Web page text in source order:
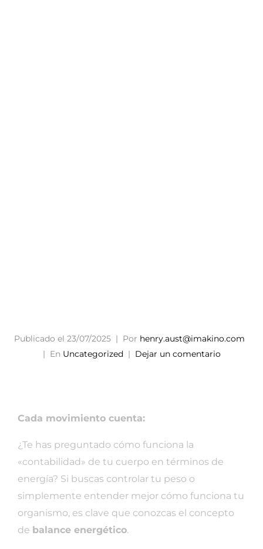
Publicado el 23/07/2025 Por henry.aust@imakino.com
En Uncategorized Dejar un comentario
Cada movimiento cuenta:
¿Te has preguntado cómo funciona la
«contabilidad» de tu cuerpo en términos de
energía? Si buscas controlar tu peso o
simplemente entender mejor cómo funciona tu
organismo, es clave que conozcas el concepto
de balance energético.